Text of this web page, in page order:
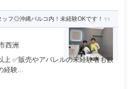
フ◎沖縄パルコ内！未経験OKです！
西洲
上 ✅販売やアパレルの未経験者も歓
験...